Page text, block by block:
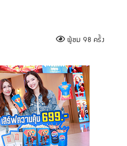
ผู้ชม 98 ครั้ง